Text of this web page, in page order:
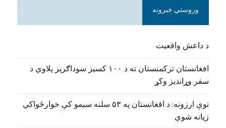
وروستي خبرونه
د داعش واقعیت
افغانستان ترکمنستان ته د ۱۰۰ کسیز سوداګریز پلاوي د
سفر وړاندیز وکړ
نوې ارزونه: د افغانستان په ۵۳ سلنه سیمو کې خوارځواکي
زیاته شوې